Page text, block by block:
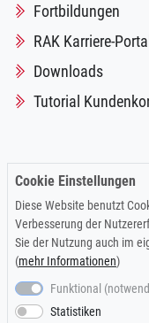
Fortbildungen
RAK Karriere-Portal
Downloads
Tutorial
Impressum |
Cookie Einstellungen
Diese Website benutzt
Verbesserung der
Sie der Nutzung auch im
(mehr Informationen)
Funktional
Statistiken